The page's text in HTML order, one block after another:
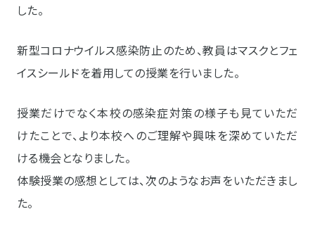
した。
新型コロナウイルス感染防止のため、教員はマスクとフェ
イスシールドを着用しての授業を行いました。
授業だけでなく本校の感染症対策の様子も見ていただ
けたことで、より本校へのご理解や興味を深めていただ
ける機会となりました。
体験授業の感想としては、次のようなお声をいただきまし
た。